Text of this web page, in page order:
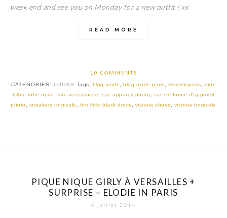
week end and see you on Monday for a new outfit ! xx
READ MORE
10 COMMENTS
CATEGORIES: LOOKS Tags: blog mode ,blog mode paris elodieinparis ,robe
h&m
robe noire sac accessorize ,sac appareil photo ,sac en forme d'appareil
photo
sneakers tropicale the little black dress victoria shoes victoria tropicale
PIQUE NIQUE GIRLY À VERSAILLES +
SURPRISE – ELODIE IN PARIS
6 juillet 2014